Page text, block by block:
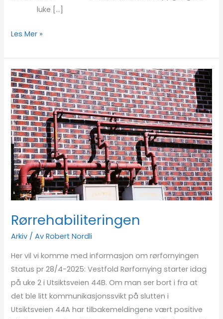
luke […]
Les Mer »
Rørrehabiliteringen
Arkiv / Av Robert Nordli
Her vil vi komme med informasjon om rørfornyingen
Status pr 28/4-2025: Vestfold Rørfornying starter idag
på uke 2 i Utsiktsveien 44B. Om man ser bort i fra at
det ble litt kommunikasjonssvikt på slutten i
Utsiktsveien 44A har tilbakemeldingene vært positive
Rørrehabiliteringen